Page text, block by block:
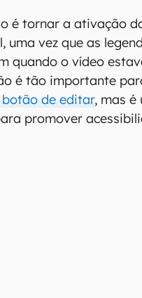
é tornar a ativação
uma vez que as
quando o vídeo
é tão importante
botão de editar, mas é
promover